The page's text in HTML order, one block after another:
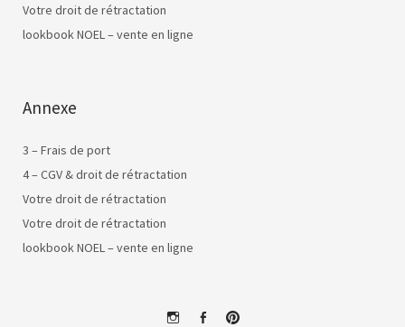
Votre droit de rétractation
lookbook NOEL – vente en ligne
Annexe
3 – Frais de port
4 – CGV & droit de rétractation
Votre droit de rétractation
Votre droit de rétractation
lookbook NOEL – vente en ligne